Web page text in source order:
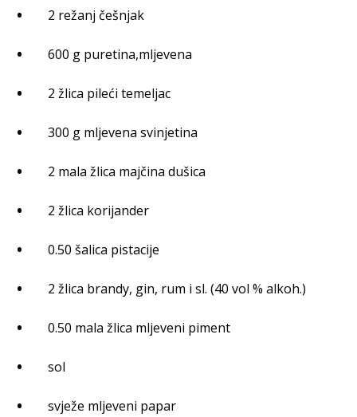
2 režanj češnjak
600 g puretina,mljevena
2 žlica pileći temeljac
300 g mljevena svinjetina
2 mala žlica majčina dušica
2 žlica korijander
0.50 šalica pistacije
2 žlica brandy, gin, rum i sl. (40 vol % alkoh.)
0.50 mala žlica mljeveni piment
sol
svježe mljeveni papar